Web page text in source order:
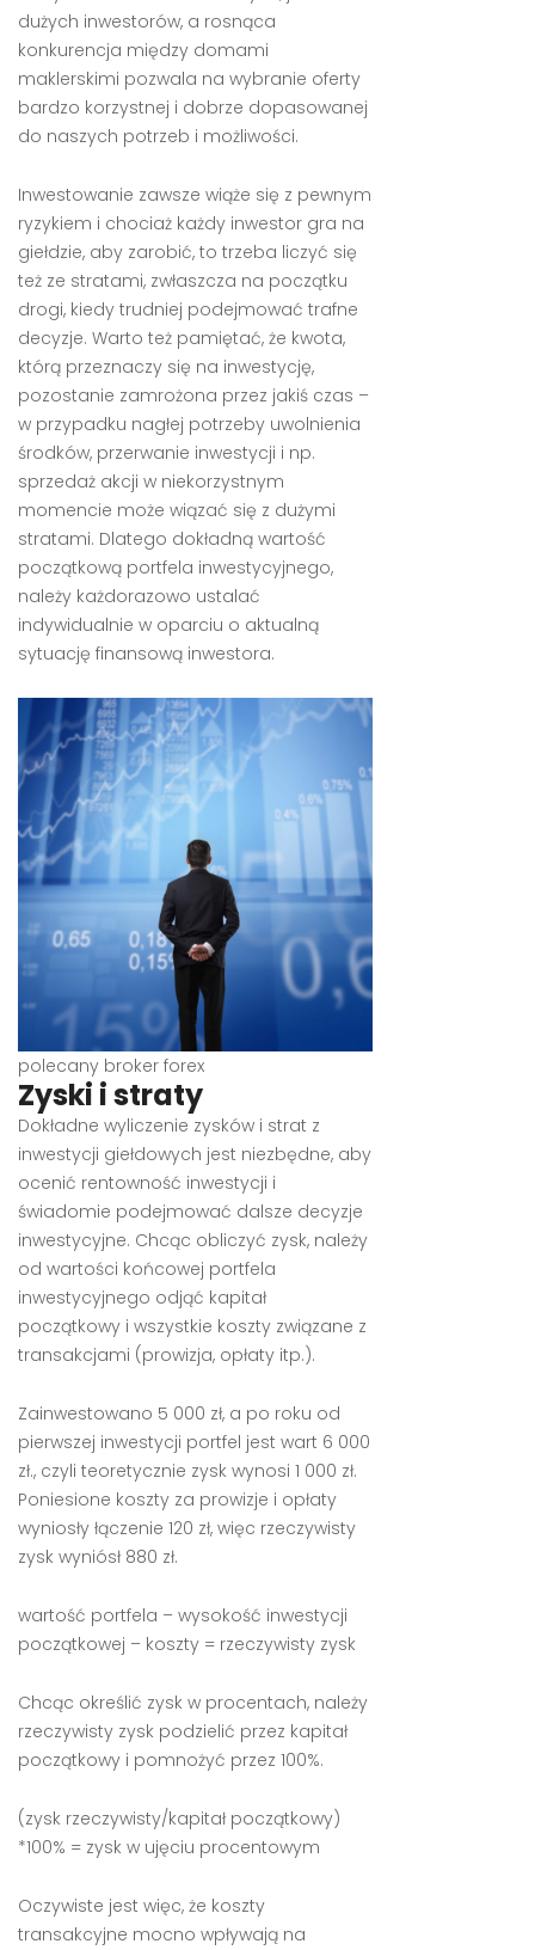
dużych inwestorów, a rosnąca
konkurencja między domami
maklerskimi pozwala na wybranie oferty
bardzo korzystnej i dobrze dopasowanej
do naszych potrzeb i możliwości.
Inwestowanie zawsze wiąże się z pewnym
ryzykiem i chociaż każdy inwestor gra na
giełdzie, aby zarobić, to trzeba liczyć się
też ze stratami, zwłaszcza na początku
drogi, kiedy trudniej podejmować trafne
decyzje. Warto też pamiętać, że kwota,
którą przeznaczy się na inwestycję,
pozostanie zamrożona przez jakiś czas –
w przypadku nagłej potrzeby uwolnienia
środków, przerwanie inwestycji i np.
sprzedaż akcji w niekorzystnym
momencie może wiązać się z dużymi
stratami. Dlatego dokładną wartość
początkową portfela inwestycyjnego,
należy każdorazowo ustalać
indywidualnie w oparciu o aktualną
sytuację finansową inwestora.
polecany broker forex
Zyski i straty
Dokładne wyliczenie zysków i strat z
inwestycji giełdowych jest niezbędne, aby
ocenić rentowność inwestycji i
świadomie podejmować dalsze decyzje
inwestycyjne. Chcąc obliczyć zysk, należy
od wartości końcowej portfela
inwestycyjnego odjąć kapitał
początkowy i wszystkie koszty związane z
transakcjami (prowizja, opłaty itp.).
Zainwestowano 5 000 zł, a po roku od
pierwszej inwestycji portfel jest wart 6 000
zł., czyli teoretycznie zysk wynosi 1 000 zł.
Poniesione koszty za prowizje i opłaty
wyniosły łączenie 120 zł, więc rzeczywisty
zysk wyniósł 880 zł.
wartość portfela – wysokość inwestycji
początkowej – koszty = rzeczywisty zysk
Chcąc określić zysk w procentach, należy
rzeczywisty zysk podzielić przez kapitał
początkowy i pomnożyć przez 100%.
(zysk rzeczywisty/kapitał początkowy)
*100% = zysk w ujęciu procentowym
Oczywiste jest więc, że koszty
transakcyjne mocno wpływają na